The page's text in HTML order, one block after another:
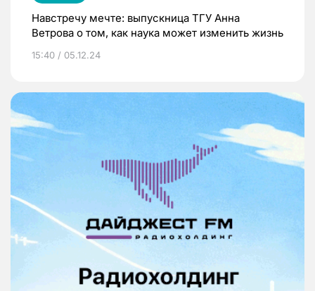
Навстречу мечте: выпускница ТГУ Анна
Ветрова о том, как наука может изменить жизнь
15:40 / 05.12.24